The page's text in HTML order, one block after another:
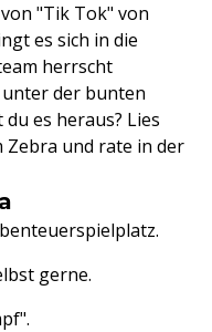
"Tik Tok" von
es sich in die
herrscht
der bunten
es heraus? Lies
Zebra und rate in der
gerne.